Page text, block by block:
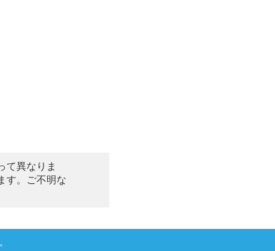
て異なりま
す。ご不明な